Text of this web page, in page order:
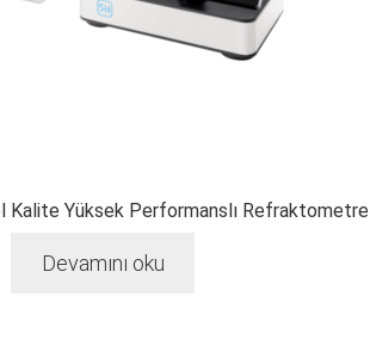
Kalite Yüksek Performanslı Refraktometre
Devamını oku